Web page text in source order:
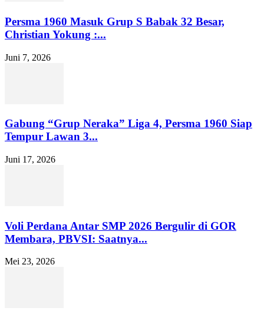
Persma 1960 Masuk Grup S Babak 32 Besar,
Christian Yokung :...
Juni 7, 2026
Gabung “Grup Neraka” Liga 4, Persma 1960 Siap
Tempur Lawan 3...
Juni 17, 2026
Voli Perdana Antar SMP 2026 Bergulir di GOR
Membara, PBVSI: Saatnya...
Mei 23, 2026